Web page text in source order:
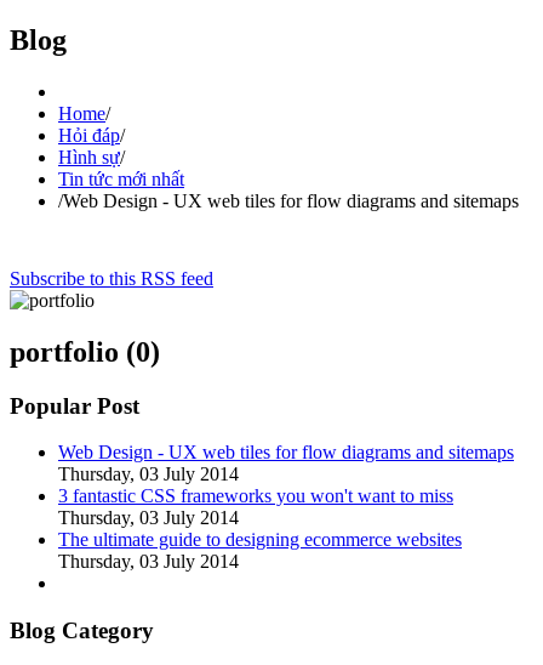
Blog
Home/
Hỏi đáp/
Hình sự/
Tin tức mới nhất
/Web Design - UX web tiles for flow diagrams and sitemaps
Subscribe to this RSS feed
portfolio (0)
Popular Post
Web Design - UX web tiles for flow diagrams and sitemaps
Thursday, 03 July 2014
3 fantastic CSS frameworks you won't want to miss
Thursday, 03 July 2014
The ultimate guide to designing ecommerce websites
Thursday, 03 July 2014
Blog Category